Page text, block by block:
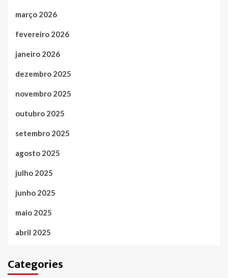
março 2026
fevereiro 2026
janeiro 2026
dezembro 2025
novembro 2025
outubro 2025
setembro 2025
agosto 2025
julho 2025
junho 2025
maio 2025
abril 2025
Categories